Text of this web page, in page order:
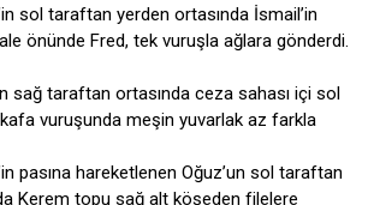
sol taraftan yerden ortasında İsmail’in
önünde Fred, tek vuruşla ağlara gönderdi.
sağ taraftan ortasında ceza sahası içi sol
vuruşunda meşin yuvarlak az farkla
pasına hareketlenen Oğuz’un sol taraftan
Kerem topu sağ alt köşeden filelere